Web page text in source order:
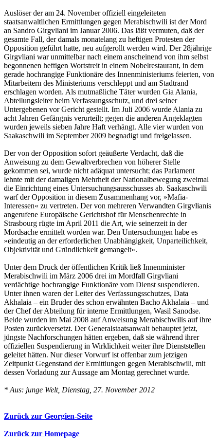
Auslöser der am 24. November offiziell eingeleiteten
staatsanwaltlichen Ermittlungen gegen Merabischwili ist der Mord
an Sandro Girgvliani im Januar 2006. Das läßt vermuten, daß der
gesamte Fall, der damals monatelang zu heftigen Protesten der
Opposition geführt hatte, neu aufgerollt werden wird. Der 28jährige
Girgvliani war unmittelbar nach einem anscheinend von ihm selbst
begonnenen heftigen Wortstreit in einem Nobelrestaurant, in dem
gerade hochrangige Funktionäre des Innenministeriums feierten, von
Mitarbeitern des Ministeriums verschleppt und am Stadtrand
erschlagen worden. Als mutmaßliche Täter wurden Gia Alania,
Abteilungsleiter beim Verfassungsschutz, und drei seiner
Untergebenen vor Gericht gestellt. Im Juli 2006 wurde Alania zu
acht Jahren Gefängnis verurteilt; gegen die anderen Angeklagten
wurden jeweils sieben Jahre Haft verhängt. Alle vier wurden von
Saakaschwili im September 2009 begnadigt und freigelassen.
Der von der Opposition sofort geäußerte Verdacht, daß die
Anweisung zu dem Gewaltverbrechen von höherer Stelle
gekommen sei, wurde nicht adäquat untersucht; das Parlament
lehnte mit der damaligen Mehrheit der Nationalbewegung zweimal
die Einrichtung eines Untersuchungsausschusses ab. Saakaschwili
warf der Opposition in diesem Zusammenhang vor, »Mafia-
Interessen« zu vertreten. Der von mehreren Verwandten Girgvlianis
angerufene Europäische Gerichtshof für Menschenrechte in
Strasbourg rügte im April 2011 die Art, wie seinerzeit in der
Mordsache ermittelt worden war. Den Untersuchungen habe es
»eindeutig an der erforderlichen Unabhängigkeit, Unparteilichkeit,
Objektivität und Gründlichkeit gemangelt«.
Unter dem Druck der öffentlichen Kritik ließ Innenminister
Merabischwili im März 2006 drei im Mordfall Girgvliani
verdächtige hochrangige Funktionäre vom Dienst suspendieren.
Unter ihnen waren der Leiter des Verfassungsschutzes, Data
Akhalaia – ein Bruder des schon erwähnten Bacho Akhalaia – und
der Chef der Abteilung für interne Ermittlungen, Wasil Sanodse.
Beide wurden im Mai 2008 auf Anweisung Merabischwilis auf ihre
Posten zurückversetzt. Der Generalstaatsanwalt behauptet jetzt,
jüngste Nachforschungen hätten ergeben, daß sie während ihrer
offiziellen Suspendierung in Wirklichkeit weiter ihre Dienststellen
geleitet hätten. Nur dieser Vorwurf ist offenbar zum jetzigen
Zeitpunkt Gegenstand der Ermittlungen gegen Merabischwili, mit
dessen Vorladung zur Aussage am Montag gerechnet wurde.
* Aus: junge Welt, Dienstag, 27. November 2012
Zurück zur Georgien-Seite
Zurück zur Homepage